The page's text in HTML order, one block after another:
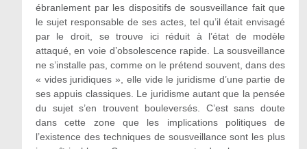
ébranlement par les dispositifs de sousveillance fait que
le sujet responsable de ses actes, tel qu’il était envisagé
par le droit, se trouve ici réduit à l’état de modèle
attaqué, en voie d’obsolescence rapide. La sousveillance
ne s’installe pas, comme on le prétend souvent, dans des
« vides juridiques », elle vide le juridisme d’une partie de
ses appuis classiques. Le juridisme autant que la pensée
du sujet s’en trouvent bouleversés. C’est sans doute
dans cette zone que les implications politiques de
l’existence des techniques de sousveillance sont les plus